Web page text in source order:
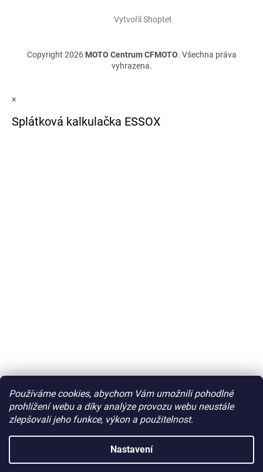
Používáme cookies, abychom Vám umožnili pohodlné
prohlížení webu a díky analýze provozu webu neustále
zlepšovali jeho funkce, výkon a použitelnost.
Nastavení
Vytvořil Shoptet
Copyright 2026 MOTO Centrum CFMOTO. Všechna práva
vyhrazena.
×
Splátková kalkulačka ESSOX